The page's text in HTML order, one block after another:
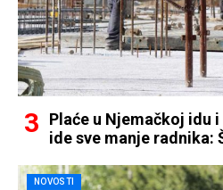
Plaće u Njemačkoj idu
ide sve manje radnika:
NOVOSTI